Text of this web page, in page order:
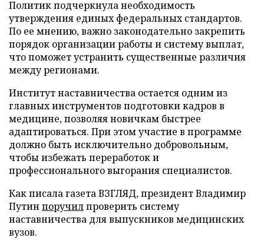
Политик подчеркнула необходимость
утверждения единых федеральных стандартов.
По ее мнению, важно законодательно закрепить
порядок организации работы и систему выплат,
что поможет устранить существенные различия
между регионами.
Институт наставничества остается одним из
главных инструментов подготовки кадров в
медицине, позволяя новичкам быстрее
адаптироваться. При этом участие в программе
должно быть исключительно добровольным,
чтобы избежать переработок и
профессионального выгорания специалистов.
Как писала газета ВЗГЛЯД, президент Владимир
Путин поручилпроверить систему
наставничества для выпускников медицинских
вузов.